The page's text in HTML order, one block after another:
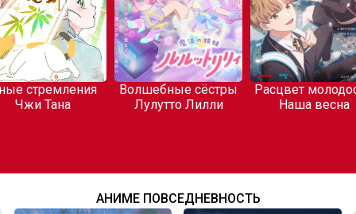
стремления
Чжи Тана
Волшебные сёстры
Лулутто Лилли
Расцвет
Наша весна
АНИМЕ ПОВСЕДНЕВНОСТЬ